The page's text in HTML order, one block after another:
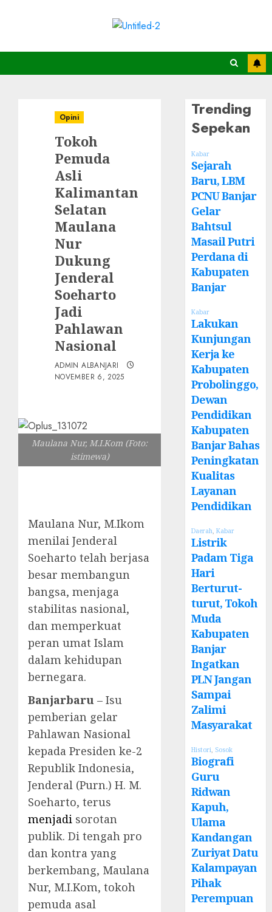
Opini
Tokoh
Pemuda
Asli
Kalimantan
Selatan
Maulana
Nur
Dukung
Jenderal
Soeharto
Jadi
Pahlawan
Nasional
ADMIN ALBANJARI
NOVEMBER 6, 2025
Maulana Nur, M.I.Kom (Foto:
istimewa)
Maulana Nur, M.Ikom
menilai Jenderal
Soeharto telah berjasa
besar membangun
bangsa, menjaga
stabilitas nasional,
dan memperkuat
peran umat Islam
dalam kehidupan
bernegara.
Banjarbaru – Isu
pemberian gelar
Pahlawan Nasional
kepada Presiden ke-2
Republik Indonesia,
Jenderal (Purn.) H. M.
Soeharto, terus
menjadi sorotan
publik. Di tengah pro
dan kontra yang
berkembang, Maulana
Nur, M.I.Kom, tokoh
pemuda asal
Trending
Sepekan
Kabar
Sejarah
Baru, LBM
PCNU Banjar
Gelar
Bahtsul
Masail Putri
Perdana di
Kabupaten
Banjar
Kabar
Lakukan
Kunjungan
Kerja ke
Kabupaten
Probolinggo,
Dewan
Pendidikan
Kabupaten
Banjar Bahas
Peningkatan
Kualitas
Layanan
Pendidikan
Daerah,Kabar
Listrik
Padam Tiga
Hari
Berturut-
turut, Tokoh
Muda
Kabupaten
Banjar
Ingatkan
PLN Jangan
Sampai
Zalimi
Masyarakat
Histori, Sosok
Biografi
Guru
Ridwan
Kapuh,
Ulama
Kandangan
Zuriyat Datu
Kalampayan
Pihak
Perempuan